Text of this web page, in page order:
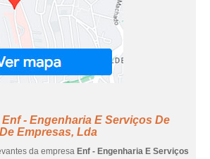
- Engenharia E Serviços De
Empresas, Lda
da empresa Enf - Engenharia E Serviços